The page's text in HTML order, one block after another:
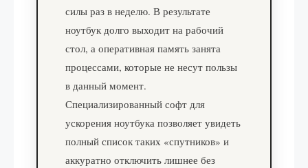
силы раз в неделю. В результате
ноутбук долго выходит на рабочий
стол, а оперативная память занята
процессами, которые не несут пользы
в данный момент.
Специализированный софт для
ускорения ноутбука позволяет увидеть
полный список таких «спутников» и
аккуратно отключить лишнее без